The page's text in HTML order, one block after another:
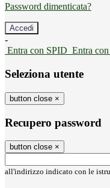
Password dimenticata?
-
Entra con SPID Entra
Seleziona utente
button close ×
Recupero password
button close ×
all'indirizzo indicato con le